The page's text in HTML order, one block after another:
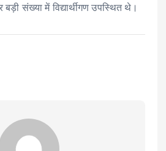
संख्या में विद्यार्थीगण उपस्थित थे।